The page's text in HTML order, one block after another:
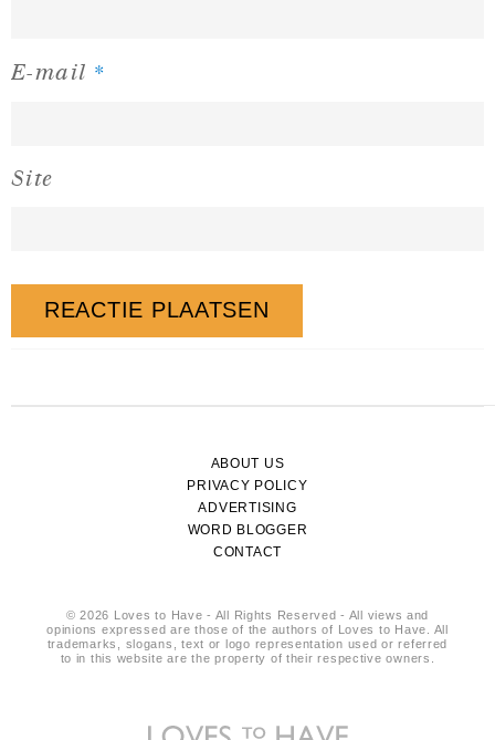
E-mail *
Site
ABOUT US
PRIVACY POLICY
ADVERTISING
WORD BLOGGER
CONTACT
© 2026 Loves to Have - All Rights Reserved - All views and
opinions expressed are those of the authors of Loves to Have. All
trademarks, slogans, text or logo representation used or referred
to in this website are the property of their respective owners.